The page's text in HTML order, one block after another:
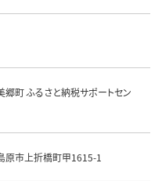
郷町 ふるさと納税サポートセン
原市上折橋町甲1615-1